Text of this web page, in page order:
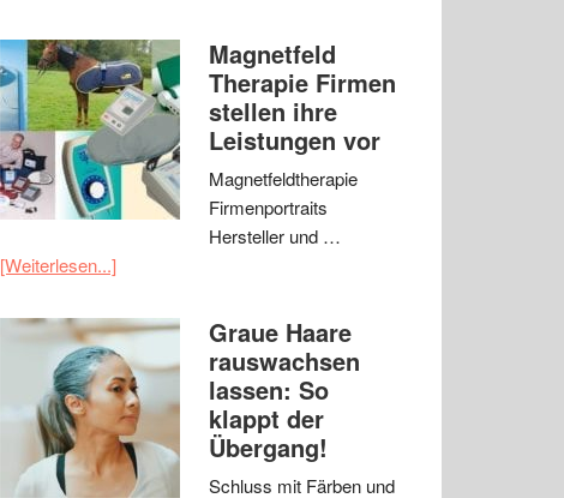
Magnetfeld
Therapie Firmen
stellen ihre
Leistungen vor
Magnetfeldtherapie
Firmenportraits
Hersteller und …
[Weiterlesen...]
Graue Haare
rauswachsen
lassen: So
klappt der
Übergang!
Schluss mit Färben und